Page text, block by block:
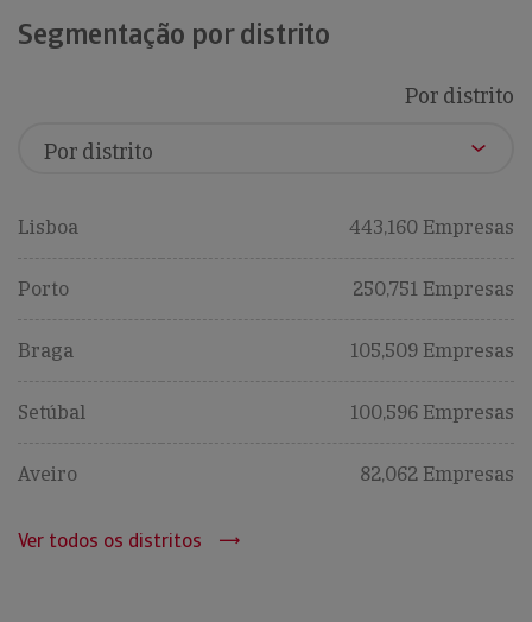
Segmentação por distrito
Por distrito
Lisboa 443,160 Empresas
Porto 250,751 Empresas
Braga 105,509 Empresas
Setúbal 100,596 Empresas
Aveiro 82,062 Empresas
Ver todos os distritos